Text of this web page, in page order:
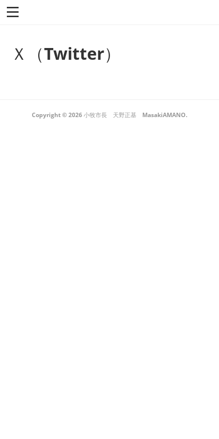
Ｘ（Twitter）
Copyright ©2026小牧市長 天野正基 MasakiAMANO.